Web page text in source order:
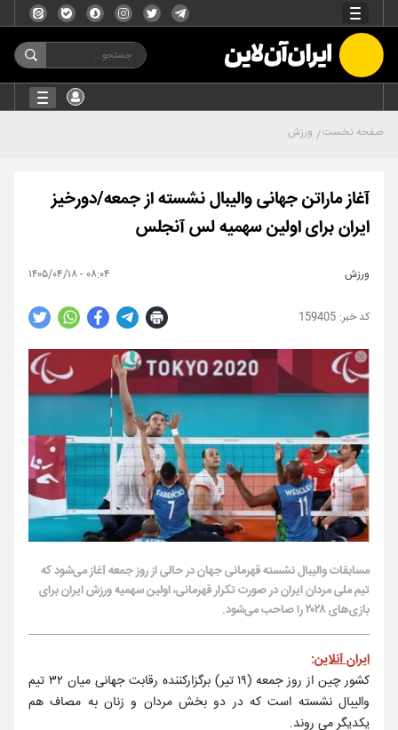
صفحه نخست ورزش
آغاز ماراتن جهانی والیبال نشسته از جمعه/دورخیز
ایران برای اولین سهمیه لس آنجلس
ورزش ۰۸:۰۴ - ۱۴۰۵/۰۴/۱۸
159405
مسابقات والیبال نشسته قهرمانی جهان در حالی از روز جمعه آغاز می‌شود که
تیم ملی مردان ایران در صورت تکرار قهرمانی، اولین سهمیه ورزش ایران برای
بازی‌های ۲۰۲۸ را صاحب می‌شود.
ایران آنلاین:
کشور چین از روز جمعه (۱۹ تیر) برگزارکننده رقابت جهانی میان ۳۲ تیم
والیبال نشسته است که در دو بخش مردان و زنان به مصاف هم
یکدیگر می روند.